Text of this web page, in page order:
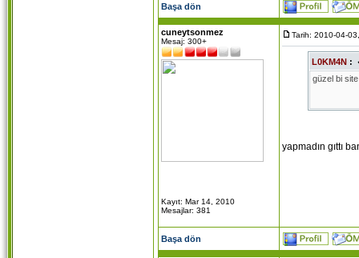
Başa dön
cuneytsonmez
Mesaj: 300+
Kayıt: Mar 14, 2010
Mesajlar: 381
Tarih: 2010-04-
L0KM4N :
güzel bi
yapmadın gıttı
Başa dön